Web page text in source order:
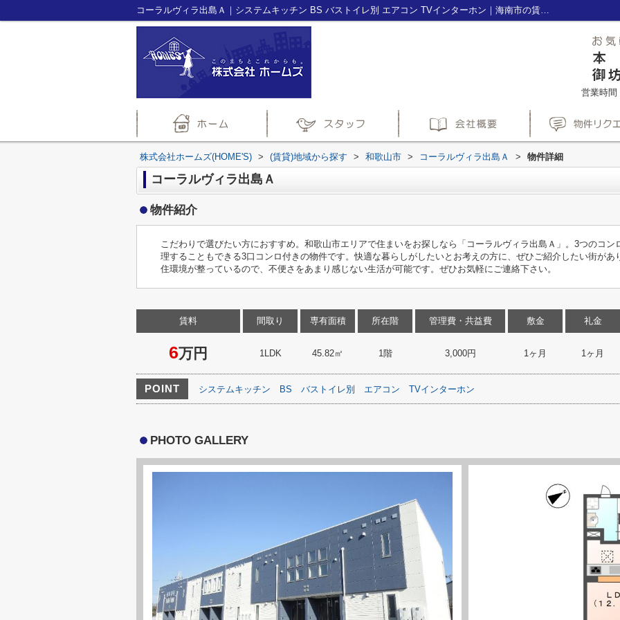
コーラルヴィラ出島Ａ｜システムキッチン BS バストイレ別 エアコン TVインターホン｜海南市の賃貸・不動産管理のことなら株式会社ホームズ(HOME'S)へ
営業時間
株式会社ホームズ(HOME'S) > (賃貸)地域から探す > 和歌山市 > コーラルヴィラ出島Ａ > 物件詳細
コーラルヴィラ出島Ａ
物件紹介
こだわりで選びたい方におすすめ。和歌山市エリアで住まいをお探しなら「コーラルヴィラ出島Ａ」。3つのコ
理することもできる3口コンロ付きの物件です。快適な暮らしがしたいとお考えの方に、ぜひご紹介したい街が
住環境が整っているので、不便さをあまり感じない生活が可能です。ぜひお気軽にご連絡下さい。
賃料
6万円
間取り
1LDK
専有面積
45.82㎡
所在階
1階
管理費・共益費
3,000円
敷金
1ヶ月
礼金
1ヶ月
POINT システムキッチン BS バストイレ別 エアコン TVインターホン
PHOTO GALLERY